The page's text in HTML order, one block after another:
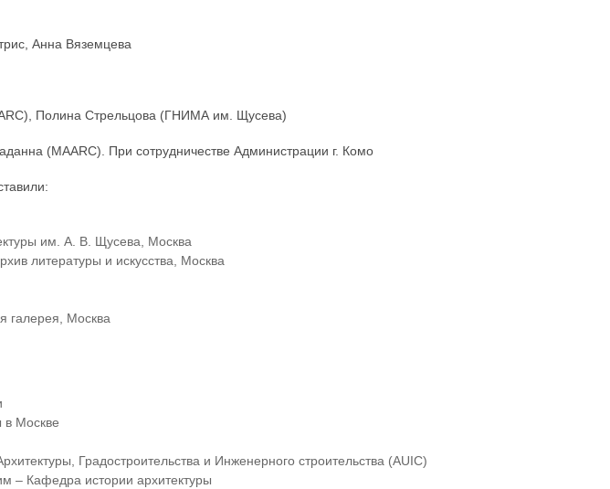
Анна Вяземцева
Полина Стрельцова (ГНИМА им. Щусева)
(MAARC). При сотрудничестве Администрации г. Комо
им. А. В. Щусева, Москва
литературы и искусства, Москва
галерея, Москва
в Москве
Градостроительства и Инженерного строительства (AUIC)
– Кафедра истории архитектуры